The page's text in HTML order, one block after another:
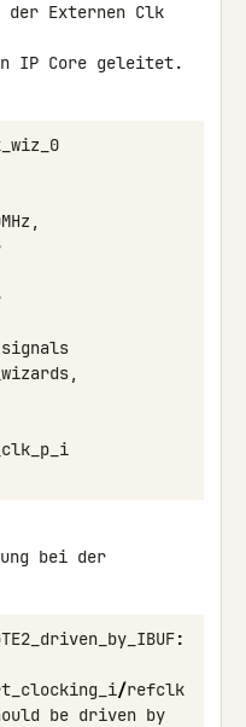
der Externen Clk
IP Core geleitet.
,
signals
,
bei der
:
/refclk
be driven by